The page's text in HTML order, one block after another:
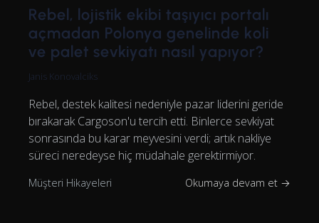
Rebel, lojistik ekibi taşıyıcı portalı
açmadan Polonya genelinde koli
ve palet sevkiyatı nasıl yapıyor?
Janis Konovalciks
Rebel, destek kalitesi nedeniyle pazar liderini geride
bırakarak Cargoson'u tercih etti. Binlerce sevkiyat
sonrasında bu karar meyvesini verdi; artık nakliye
süreci neredeyse hiç müdahale gerektirmiyor.
Müşteri Hikayeleri Okumaya devam et →